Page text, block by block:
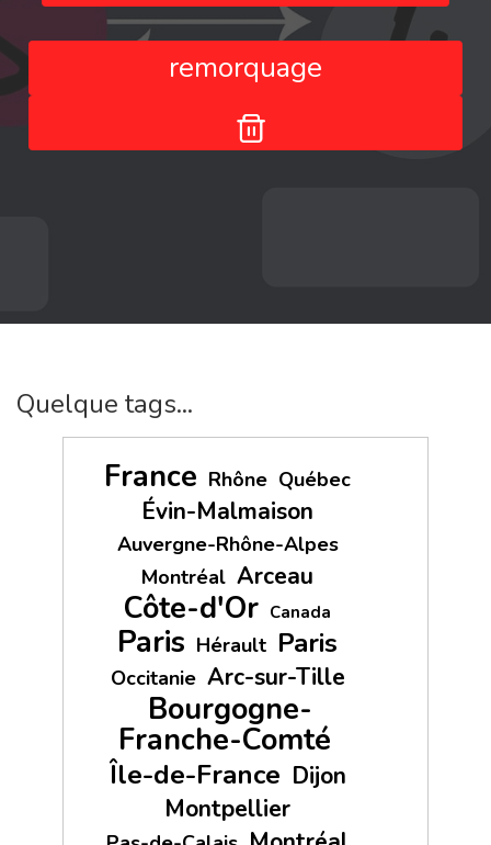
remorquage
Quelque tags...
France Rhône Québec
Évin-Malmaison
Auvergne-Rhône-Alpes
Montréal Arceau
Côte-d'Or Canada
Paris Hérault Paris
Occitanie Arc-sur-Tille
Bourgogne-
Franche-Comté
Île-de-France Dijon
Montpellier